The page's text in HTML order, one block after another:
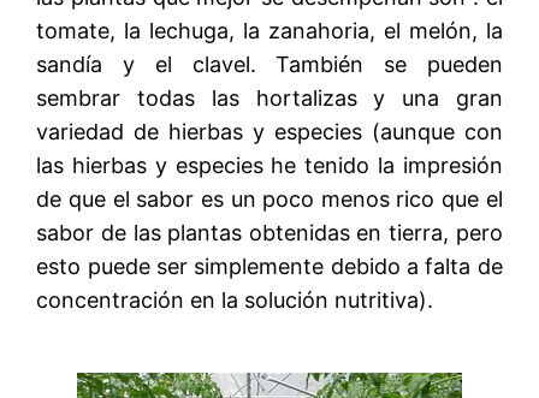
tomate, la lechuga, la zanahoria, el melón, la
sandía y el clavel. También se pueden
sembrar todas las hortalizas y una gran
variedad de hierbas y especies (aunque con
las hierbas y especies he tenido la impresión
de que el sabor es un poco menos rico que el
sabor de las plantas obtenidas en tierra, pero
esto puede ser simplemente debido a falta de
concentración en la solución nutritiva).